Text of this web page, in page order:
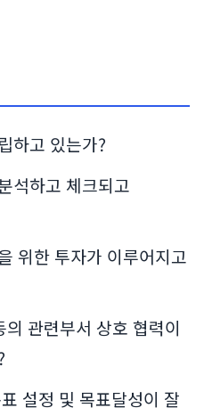
하고 있는가?
석하고 체크되고
위한 투자가 이루어지고
관련부서 상호 협력이
설정 및 목표달성이 잘